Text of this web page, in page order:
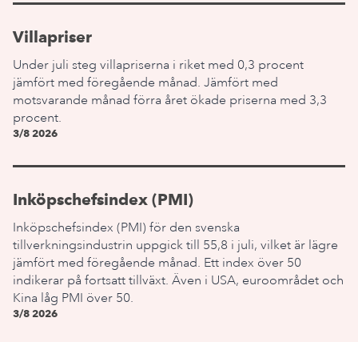
Villapriser
Under juli steg villapriserna i riket med 0,3 procent
jämfört med föregående månad. Jämfört med
motsvarande månad förra året ökade priserna med 3,3
procent.
3/8 2026
Inköpschefsindex (PMI)
Inköpschefsindex (PMI) för den svenska
tillverkningsindustrin uppgick till 55,8 i juli, vilket är lägre
jämfört med föregående månad. Ett index över 50
indikerar på fortsatt tillväxt. Även i USA, euroområdet och
Kina låg PMI över 50.
3/8 2026